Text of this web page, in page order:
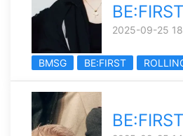
2025-09-25
BMSG BE:FIRST